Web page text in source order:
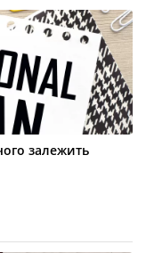
залежить